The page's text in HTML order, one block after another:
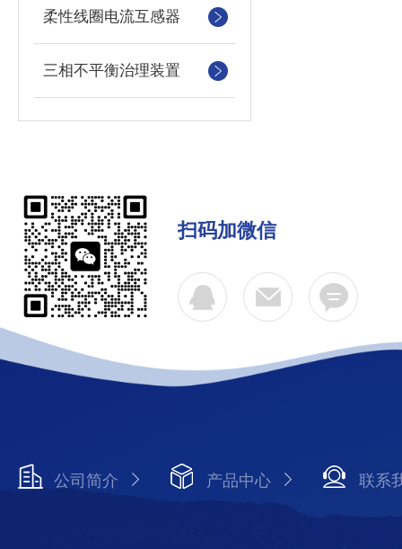
柔性线圈电流互感器
三相不平衡治理装置
扫码加微信
公司简介 产品中心 联系